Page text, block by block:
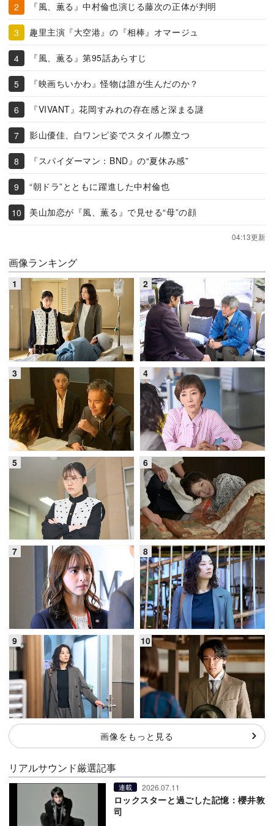
『風、薫る』中村倫也演じる藤次の正体が判明
趣里主演『大空港』の『相棒』オマージュ
『風、薫る』第95話あらすじ
『映画ちいかわ』怪物は誰が生んだのか？
『VIVANT』花岡すみれの存在感と深まる謎
影山優佳、白ワンピ姿でスタイル際立つ
『スパイダーマン：BND』の“夏休み感”
“朝ドラ”とともに躍進した中村倫也
美山加恋が『風、薫る』で見せる“母”の顔
04:13更新
画像ランキング
画像をもっと見る
リアルサウンド厳選記事
連載 2026.07.11
ロックスターと過ごした記憶：櫻井敦
司